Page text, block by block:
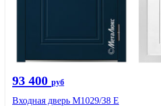
93 400 руб
Входная дверь М1029/38 E